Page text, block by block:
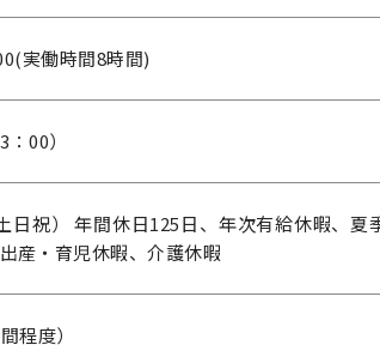
実働時間8時間)
00）
日祝） 年間休日125日、年次有給休暇、夏
産・育児休暇、介護休暇
程度）